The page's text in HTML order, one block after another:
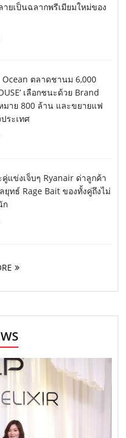
ายเป็นฉลากพรีเมียมใหม่ของ
Ocean ตลาดชานม 6,000
เลือกชนะด้วย Brand
มาย 800 ล้าน และขยายแฟ
ระเทศ
คู่แข่งเจ็บๆ Ryanair ด่าลูกค้า
ยุทธ์ Rage Bait ของทั้งคู่ถึงไม่
ก